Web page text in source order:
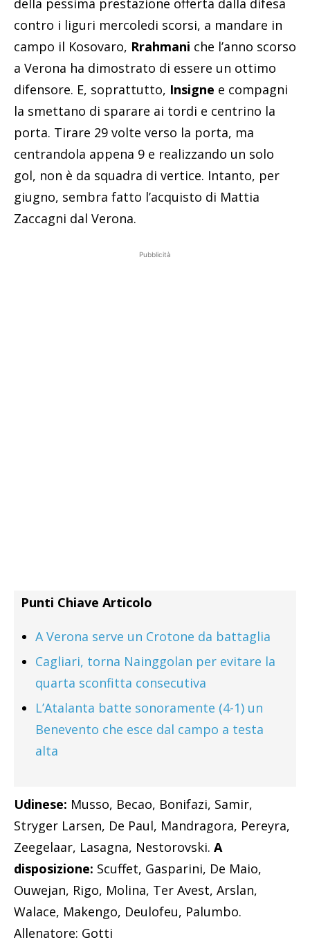
della pessima prestazione offerta dalla difesa
contro i liguri mercoledi scorsi, a mandare in
campo il Kosovaro, Rrahmani che l’anno scorso
a Verona ha dimostrato di essere un ottimo
difensore. E, soprattutto, Insigne e compagni
la smettano di sparare ai tordi e centrino la
porta. Tirare 29 volte verso la porta, ma
centrandola appena 9 e realizzando un solo
gol, non è da squadra di vertice. Intanto, per
giugno, sembra fatto l’acquisto di Mattia
Zaccagni dal Verona.
Pubblicità
Punti Chiave Articolo
A Verona serve un Crotone da battaglia
Cagliari, torna Nainggolan per evitare la
quarta sconfitta consecutiva
L’Atalanta batte sonoramente (4-1) un
Benevento che esce dal campo a testa
alta
Udinese: Musso, Becao, Bonifazi, Samir,
Stryger Larsen, De Paul, Mandragora, Pereyra,
Zeegelaar, Lasagna, Nestorovski. A
disposizione: Scuffet, Gasparini, De Maio,
Ouwejan, Rigo, Molina, Ter Avest, Arslan,
Walace, Makengo, Deulofeu, Palumbo.
Allenatore: Gotti